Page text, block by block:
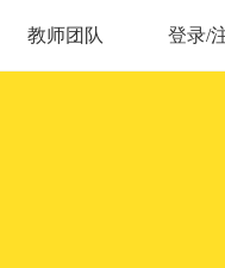
教师团队 登录/